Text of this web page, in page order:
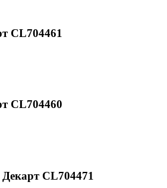
CL704461
CL704460
CL704471